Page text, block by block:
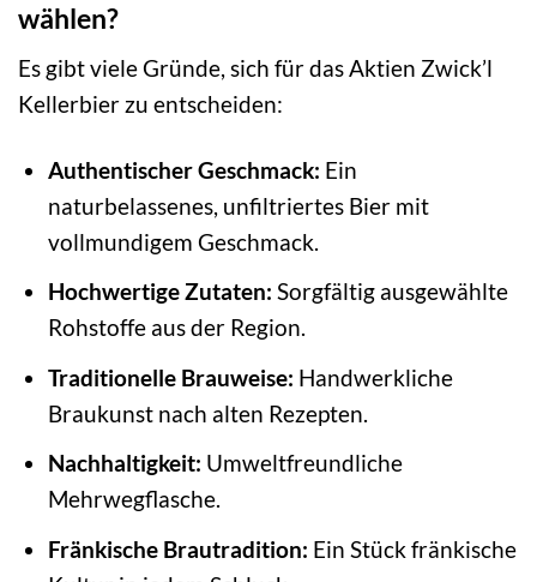
wählen?
Es gibt viele Gründe, sich für das Aktien Zwick’l
Kellerbier zu entscheiden:
Authentischer Geschmack: Ein
naturbelassenes, unfiltriertes Bier mit
vollmundigem Geschmack.
Hochwertige Zutaten: Sorgfältig ausgewählte
Rohstoffe aus der Region.
Traditionelle Brauweise: Handwerkliche
Braukunst nach alten Rezepten.
Nachhaltigkeit: Umweltfreundliche
Mehrwegflasche.
Fränkische Brautradition: Ein Stück fränkische